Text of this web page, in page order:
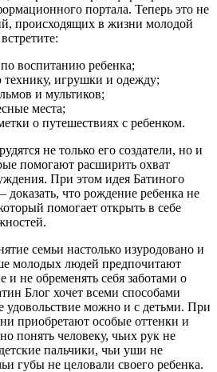
портала. Теперь это не
происходящих в жизни молодой
воспитанию ребенка;
технику, игрушки и одежду;
и мультиков;
места;
о путешествиях с ребенком.
не только его создатели, но и
помогают расширить охват
При этом идея Батиного
доказать, что рождение ребенка не
помогает открыть в себе
семьи настолько изуродовано и
молодых людей предпочитают
и не обременять себя заботами о
Блог хочет всеми способами
удовольствие можно и с детьми. При
приобретают особые оттенки и
понять человеку, чьих рук не
пальчики, чьи уши не
губы не целовали своего ребенка.